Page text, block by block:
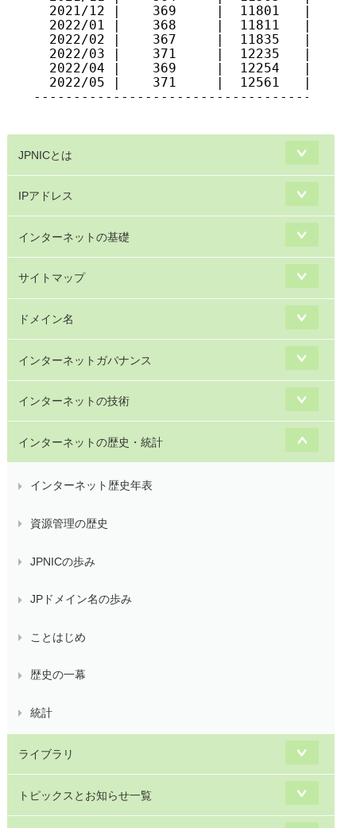
2021/12 |    369     |  11801   |
2022/01 |    368     |  11811   |
2022/02 |    367     |  11835   |
2022/03 |    371     |  12235   |
2022/04 |    369     |  12254   |
2022/05 |    371     |  12561   |
JPNICとは
IPアドレス
インターネットの基礎
サイトマップ
ドメイン名
インターネットガバナンス
インターネットの技術
インターネットの歴史・統計
インターネット歴史年表
資源管理の歴史
JPNICの歩み
JPドメイン名の歩み
ことはじめ
歴史の一幕
統計
ライブラリ
トピックスとお知らせ一覧